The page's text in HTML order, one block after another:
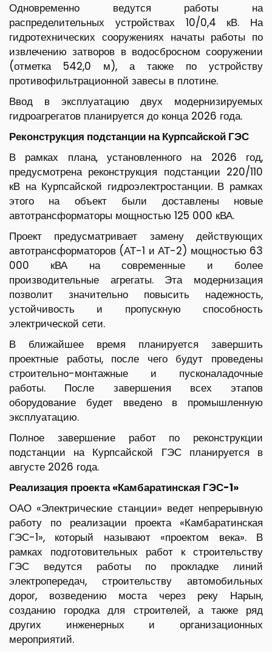
Одновременно ведутся работы на
распределительных устройствах 10/0,4 кВ. На
гидротехнических сооружениях начаты работы по
извлечению затворов в водосбросном сооружении
(отметка 542,0 м), а также по устройству
противофильтрационной завесы в плотине.
Ввод в эксплуатацию двух модернизируемых
гидроагрегатов планируется до конца 2026 года.
Реконструкция подстанции на Курпсайской ГЭС
В рамках плана, установленного на 2026 год,
предусмотрена реконструкция подстанции 220/110
кВ на Курпсайской гидроэлектростанции. В рамках
этого на объект были доставлены новые
автотрансформаторы мощностью 125 000 кВА.
Проект предусматривает замену действующих
автотрансформаторов (АТ-1 и АТ-2) мощностью 63
000 кВА на современные и более
производительные агрегаты. Эта модернизация
позволит значительно повысить надежность,
устойчивость и пропускную способность
электрической сети.
В ближайшее время планируется завершить
проектные работы, после чего будут проведены
строительно-монтажные и пусконаладочные
работы. После завершения всех этапов
оборудование будет введено в промышленную
эксплуатацию.
Полное завершение работ по реконструкции
подстанции на Курпсайской ГЭС планируется в
августе 2026 года.
Реализация проекта «Камбаратинская ГЭС-1»
ОАО «Электрические станции» ведет непрерывную
работу по реализации проекта «Камбаратинская
ГЭС-1», который называют «проектом века». В
рамках подготовительных работ к строительству
ГЭС ведутся работы по прокладке линий
электропередач, строительству автомобильных
дорог, возведению моста через реку Нарын,
созданию городка для строителей, а также ряд
других инженерных и организационных
мероприятий.